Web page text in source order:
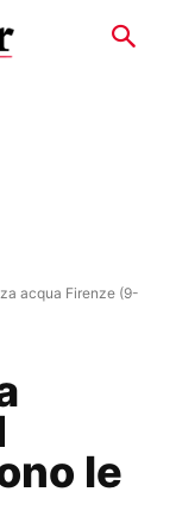
acqua Firenze (9-
le